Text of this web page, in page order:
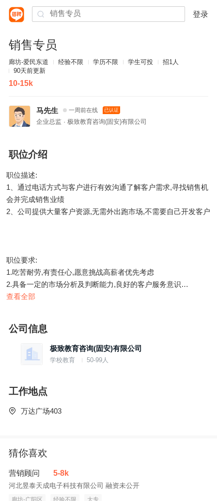
登录
销售专员
廊坊-爱民东道 经验不限 学历不限 学生可投
招1人
90天前更新
10-15k
马先生 一周前在线 已认证
企业总监 · 极致教育咨询(固安)有限公司
职位介绍
职位描述:
1、通过电话方式与客户进行有效沟通了解客户需求,寻找销售机
会并完成销售业绩
2、公司提供大量客户资源,无需外出跑市场,不需要自己开发客户
职位要求:
1.吃苦耐劳,有责任心,愿意挑战高薪者优先考虑
2.具备一定的市场分析及判断能力,良好的客户服务意识
3.能接受在家办公
查看全部
公司信息
极致教育咨询(固安)有限公司
学校教育 50-99人
工作地点
万达广场403
猜你喜欢
营销顾问 5-8k
河北昱泰天成电子科技有限公司 融资未公开